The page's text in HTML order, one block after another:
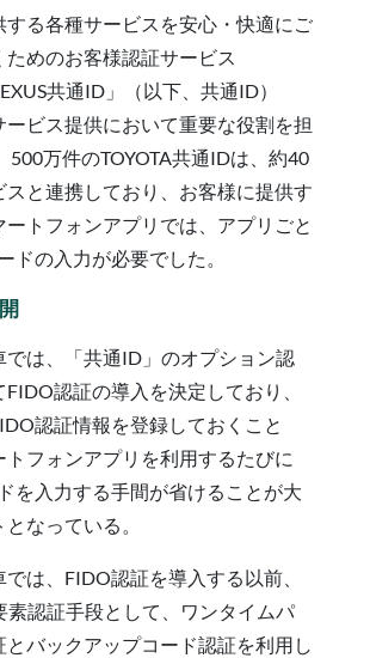
する各種サービスを安心・快適にご
ためのお客様認証サービス
共通ID」（以下、共通ID）
ービス提供において重要な役割を担
500万件のTOYOTA共通IDは、約40
スと連携しており、お客様に提供す
ートフォンアプリでは、アプリごと
ドの入力が必要でした。
では、「共通ID」のオプション認
認証の導入を決定しており、
認証情報を登録しておくこと
トフォンアプリを利用するたびに
を入力する手間が省けることが大
なっている。
では、FIDO認証を導入する以前、
素認証手段として、ワンタイムパ
とバックアップコード認証を利用し